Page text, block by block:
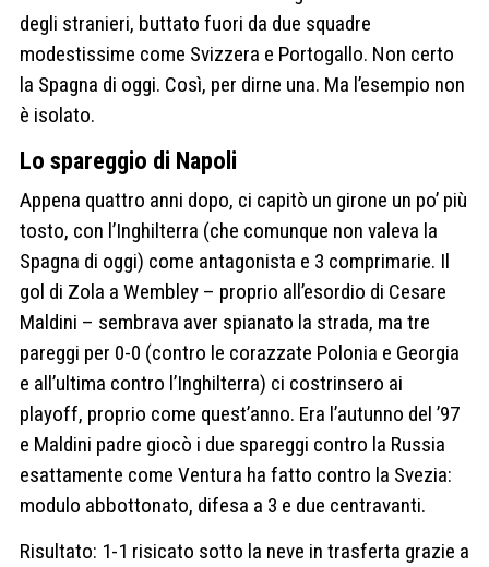
degli stranieri, buttato fuori da due squadre
modestissime come Svizzera e Portogallo. Non certo
la Spagna di oggi. Così, per dirne una. Ma l’esempio non
è isolato.
Lo spareggio di Napoli
Appena quattro anni dopo, ci capitò un girone un po’ più
tosto, con l’Inghilterra (che comunque non valeva la
Spagna di oggi) come antagonista e 3 comprimarie. Il
gol di Zola a Wembley – proprio all’esordio di Cesare
Maldini – sembrava aver spianato la strada, ma tre
pareggi per 0-0 (contro le corazzate Polonia e Georgia
e all’ultima contro l’Inghilterra) ci costrinsero ai
playoff, proprio come quest’anno. Era l’autunno del ’97
e Maldini padre giocò i due spareggi contro la Russia
esattamente come Ventura ha fatto contro la Svezia:
modulo abbottonato, difesa a 3 e due centravanti.
Risultato: 1-1 risicato sotto la neve in trasferta grazie a